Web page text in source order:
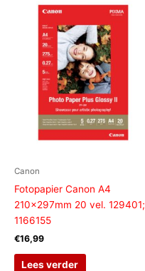
Canon
Fotopapier Canon A4
210x297mm 20 vel. 129401;
1166155
€16,99
Lees verder